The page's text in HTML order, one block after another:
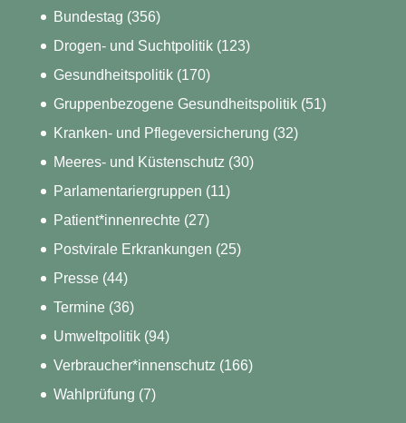
Bundestag (356)
Drogen- und Suchtpolitik(123)
Gesundheitspolitik(170)
Gruppenbezogene Gesundheitspolitik(51)
Kranken- und Pflegeversicherung (32)
Meeres- und Küstenschutz (30)
Parlamentariergruppen (11)
Patient*innenrechte(27)
Postvirale Erkrankungen (25)
Presse(44)
Termine(36)
Umweltpolitik(94)
Verbraucher*innenschutz (166)
Wahlprüfung (7)